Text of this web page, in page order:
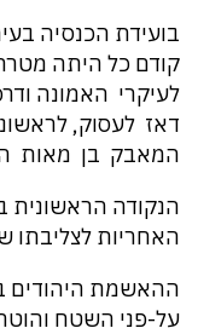
קודם כל היתה
לעיקרי האמונה
דאז לעסוק,
המאבק בן מאות
הנקודה הראשונית
האחריות לצליבתו
ההאשמת היהודים
על-פני השטח